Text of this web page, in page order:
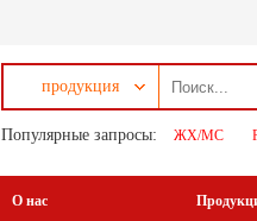
продукция
Популярные запросы: ЖХ/МС
О нас